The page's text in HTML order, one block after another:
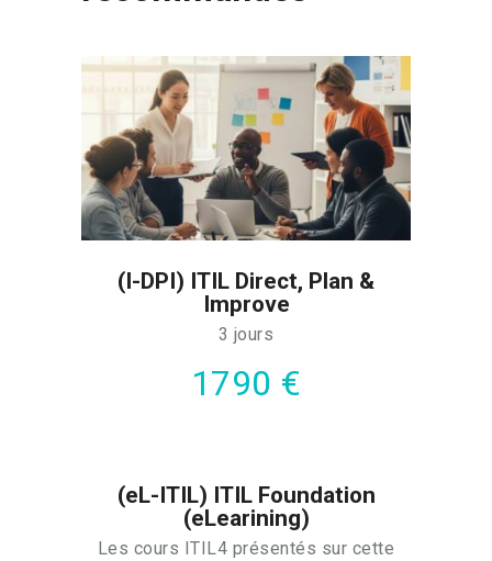
(I-DPI) ITIL Direct, Plan &
Improve
3 jours
1790 €
(eL-ITIL) ITIL Foundation
(eLearining)
Les cours ITIL4 présentés sur cette